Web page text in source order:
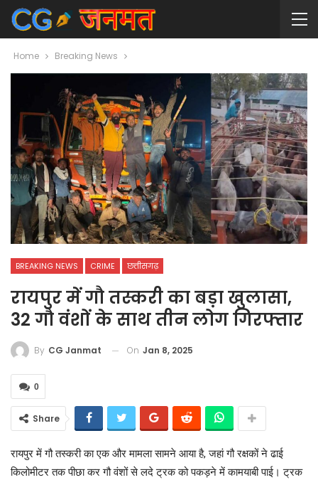
Home Breaking News
BREAKING NEWS CRIME छत्तीसगढ़
रायपुर में गौ तस्करी का बड़ा खुलासा,
32 गौ वंशों के साथ तीन लोग गिरफ्तार
By CG Janmat On Jan 8, 2025
0
Share
रायपुर में गौ तस्करी का एक और मामला सामने आया है, जहां गौ रक्षकों ने ढाई
किलोमीटर तक पीछा कर गौ वंशों से लदे ट्रक को पकड़ने में कामयाबी पाई। ट्रक